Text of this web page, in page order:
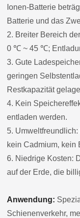
Ionen-Batterie
Batterie und das
2. Breiter Bereich
0 ℃ ~ 45 ℃;
3. Gute
geringen
Restkapazität
4. Kein
entladen werden.
5.
kein Cadmium, kein
6. Niedrige Kosten:
auf der Erde, die
Anwendung:
Schienenverkehr,